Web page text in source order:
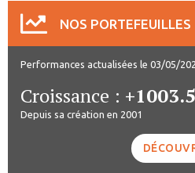
NOS PORTEFEUILLES
Performances actualisées le 03/05/
Croissance :
Depuis sa création en 2001